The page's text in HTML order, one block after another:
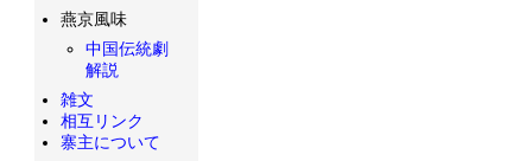
燕京風味
中国伝統劇
解説
雑文
相互リンク
寨主について